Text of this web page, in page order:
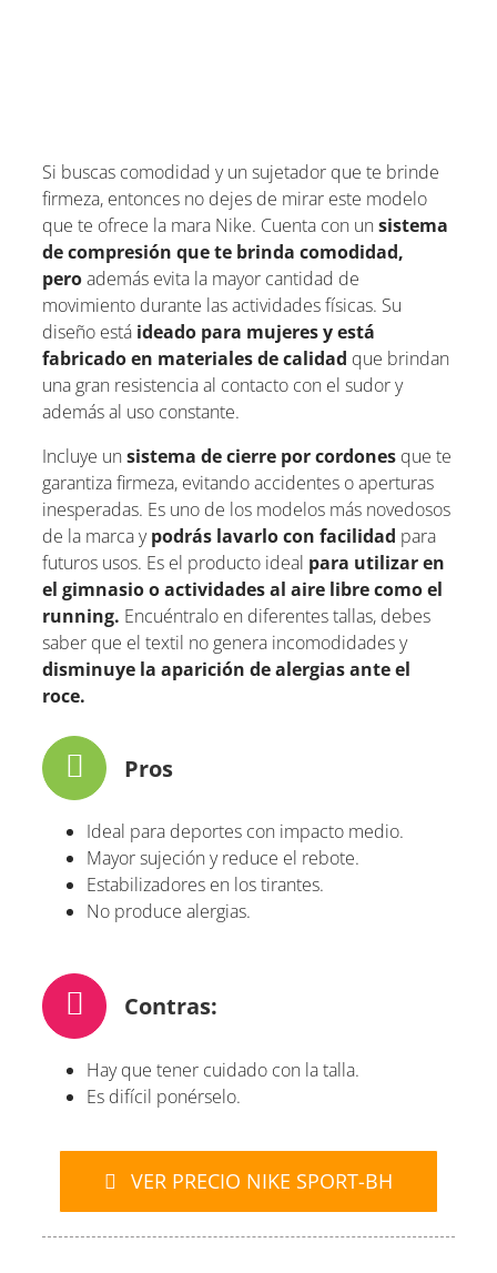
Si buscas comodidad y un sujetador que te brinde
firmeza, entonces no dejes de mirar este modelo
que te ofrece la mara Nike. Cuenta con unsistema
de compresión que te brinda comodidad,
peroademás evita la mayor cantidad de
movimiento durante las actividades físicas. Su
diseño está ideado para mujeres y está
fabricado en materiales de calidad que brindan
una gran resistencia al contacto con el sudor y
además al uso constante.
Incluye unsistema de cierre por cordones que te
garantiza firmeza, evitando accidentes o aperturas
inesperadas. Es uno de los modelos más novedosos
de la marca ypodrás lavarlo con facilidad para
futuros usos. Es el producto ideal para utilizar en
el gimnasio o actividades al aire libre como el
running. Encuéntralo en diferentes tallas, debes
saber que el textil no genera incomodidades y
disminuye la aparición de alergias ante el
roce.
Pros
Ideal para deportes con impacto medio.
Mayor sujeción y reduce el rebote.
Estabilizadores en los tirantes.
No produce alergias.
Contras:
Hay que tener cuidado con la talla.
Es difícil ponérselo.
VER PRECIO NIKE SPORT-BH